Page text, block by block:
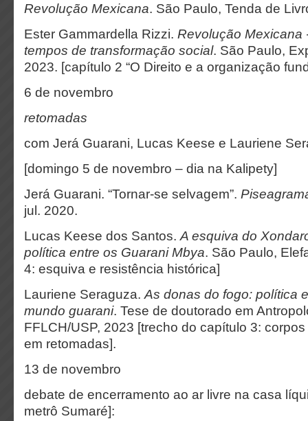
Revolução Mexicana. São Paulo, Tenda de
Ester Gammardella Rizzi. Revolução Mexicana
tempos de transformação social. São Paulo,
2023. [capítulo 2 “O Direito e a organização
6 de novembro
retomadas
com Jerá Guarani, Lucas Keese e Lauriene
[domingo 5 de novembro – dia na Kalipety]
Jerá Guarani. “Tornar-se selvagem”.
jul. 2020.
Lucas Keese dos Santos. A esquiva do
política entre os Guarani Mbya. São Paulo,
4: esquiva e resistência histórica]
Lauriene Seraguza. As donas do fogo: política
mundo guarani. Tese de doutorado em
FFLCH/USP, 2023 [trecho do capítulo 3:
em retomadas].
13 de novembro
debate de encerramento ao ar livre na casa
metrô Sumaré]: